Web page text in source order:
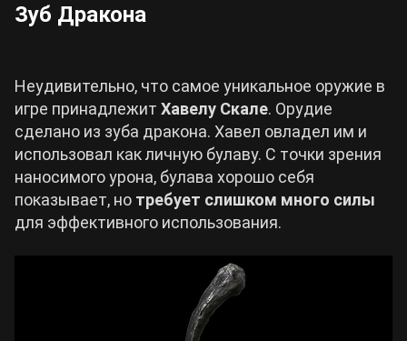
Зуб Дракона
Неудивительно, что самое уникальное оружие в
игре принадлежит Хавелу Скале. Орудие
сделано из зуба дракона. Хавел овладел им и
использовал как личную булаву. С точки зрения
наносимого урона, булава хорошо себя
показывает, но требует слишком много силы
для эффективного использования.